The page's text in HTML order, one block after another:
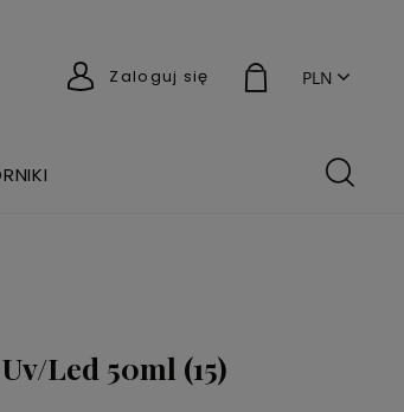
Zaloguj się
Led 50ml (15)